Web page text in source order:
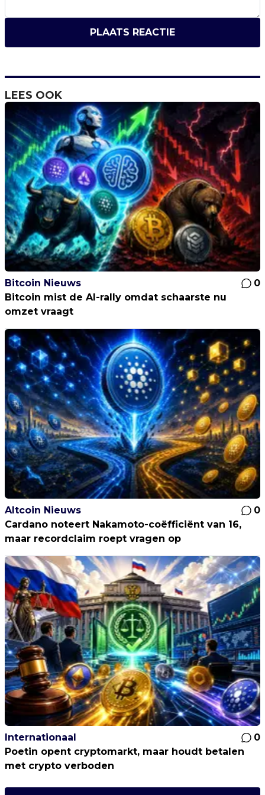
PLAATS REACTIE
LEES OOK
Bitcoin Nieuws
0
Bitcoin mist de AI-rally omdat schaarste nu
omzet vraagt
Altcoin Nieuws
0
Cardano noteert Nakamoto-coëfficiënt van 16,
maar recordclaim roept vragen op
Internationaal
0
Poetin opent cryptomarkt, maar houdt betalen
met crypto verboden